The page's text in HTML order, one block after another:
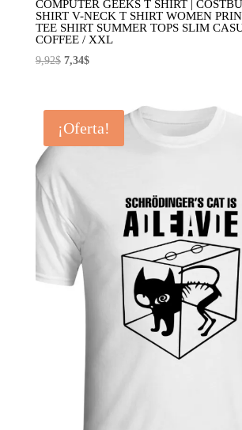
COMPUTER GEEKS T SHIRT |
SHIRT V-NECK T SHIRT WOMEN
TEE SHIRT SUMMER TOPS SLIM
COFFEE / XXL
9,92$ El
9,92$.
7,34$El
7,34$.
¡Oferta!